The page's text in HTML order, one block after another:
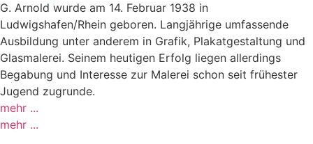
G. Arnold wurde am 14. Februar 1938 in
Ludwigshafen/Rhein geboren. Langjährige umfassende
Ausbildung unter anderem in Grafik, Plakatgestaltung und
Glasmalerei. Seinem heutigen Erfolg liegen allerdings
Begabung und Interesse zur Malerei schon seit frühester
Jugend zugrunde.
mehr ...
mehr ...